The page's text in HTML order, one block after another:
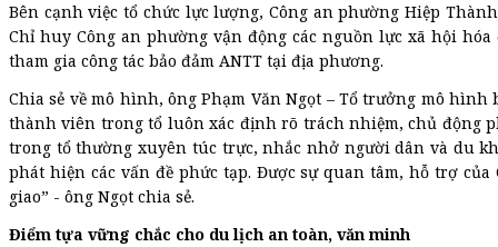
Bên cạnh việc tổ chức lực lượng, Công an phường Hiệp
Chỉ huy Công an phường vận động các nguồn lực xã hội
tham gia công tác bảo đảm ANTT tại địa phương.
Chia sẻ về mô hình, ông Phạm Văn Ngọt – Tổ trưởng mô
thành viên trong tổ luôn xác định rõ trách nhiệm, chủ động
trong tổ thường xuyên túc trực, nhắc nhở người dân và du
phát hiện các vấn đề phức tạp. Được sự quan tâm, hỗ trợ
giao” - ông Ngọt chia sẻ.
Điểm tựa vững chắc cho du lịch an toàn, văn minh